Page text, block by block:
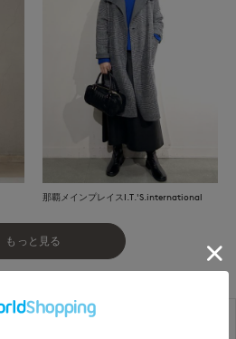
那覇メインプレイスI.T.'S.international
もっと見る
サイズ詳細